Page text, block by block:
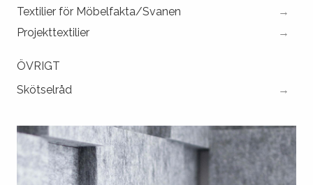
Textilier för Möbelfakta/Svanen
Projekttextilier
ÖVRIGT
Skötselråd